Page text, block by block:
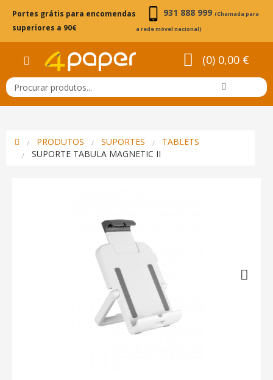
Portes grátis para encomendas
superiores a 90€
931 888 999 (Chamada para
a rede móvel nacional)
(0) 0,00 €
PRODUTOS SUPORTES
TABLETS
SUPORTE TABULA MAGNETIC II